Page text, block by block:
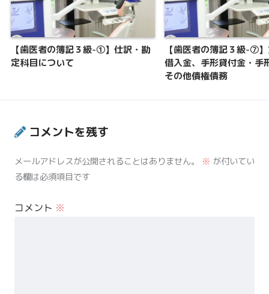
【歯医者の簿記３級-①】仕訳・勘
定科目について
【歯医者の簿記３級-⑦
借入金、手形貸付金・手
その他債権債務
コメントを残す
メールアドレスが公開されることはありません。 ※ が付いてい
る欄は必須項目です
コメント ※